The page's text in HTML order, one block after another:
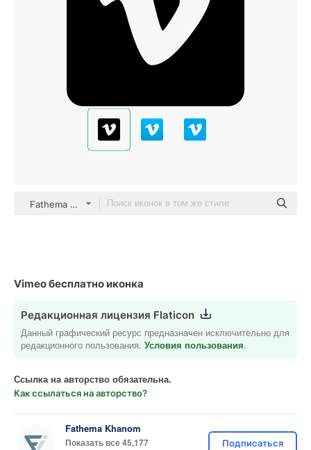
Fathema Khanom Glyph
Vimeo бесплатно иконка
Редакционная лицензия Flaticon
Данный графический ресурс предназначен исключительно для
редакционного пользования. Условия пользования.
Ссылка на авторство обязательна.
Как ссылаться на авторство?
Fathema Khanom
Показать все 45,177
Подписаться